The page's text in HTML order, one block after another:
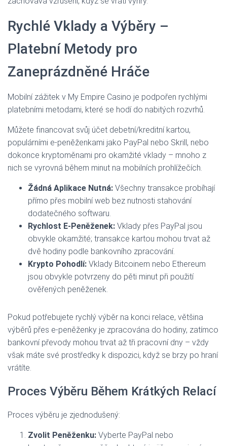
Rychlé Vklady a Výběry –
Platební Metody pro
Zaneprázdněné Hráče
Mobilní zážitek v My Empire Casino je podpořen rychlými
platebními metodami, které se hodí do nabitých rozvrhů.
Můžete financovat svůj účet debetní/kreditní kartou,
populárními e‑peněženkami jako PayPal nebo Skrill, nebo
dokonce kryptoměnami pro okamžité vklady – mnoho z
nich se vyrovná během minut na mobilních prohlížečích.
Žádná Aplikace Nutná: Všechny transakce probíhají
přímo přes mobilní web bez nutnosti stahování
dodatečného softwaru.
Rychlost E‑Peněženek: Vklady přes PayPal jsou
obvykle okamžité; transakce kartou mohou trvat až
dvě hodiny podle bankovního zpracování.
Krypto Pohodlí: Vklady Bitcoinem nebo Ethereum
jsou obvykle potvrzeny do pěti minut při použití
ověřených peněženek.
Pokud potřebujete rychlý výběr na konci relace, většina
výběrů přes e‑peněženky je zpracována do hodiny, zatímco
bankovní převody mohou trvat až tři pracovní dny – vždy
však máte své prostředky k dispozici, když se brzy po hraní
vrátíte.
Proces Výběru Během Krátkých Relací
Proces výběru je zjednodušený:
Zvolit Peněženku: Vyberte PayPal nebo